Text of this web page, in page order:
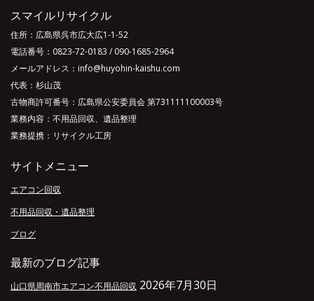
スマイルリサイクル
住所：広島県呉市広大広1-1-52
電話番号： 0823-72-0183 / 090-1685-2964
メールアドレス：info@huyohin-kaishu.com
代表：杉山茂
古物商許可番号：広島県公安委員会 第731111100003号
業務内容：不用品回収、遺品整理
業務提携：リサイクル工房
サイトメニュー
エアコン回収
不用品回収・遺品整理
ブログ
最新のブログ記事
山口県周南市エアコン不用品回収 2026年7月30日